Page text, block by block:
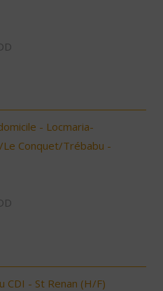
- Locmaria-
Le Conquet/Trébabu -
CDI - St Renan (H/F)